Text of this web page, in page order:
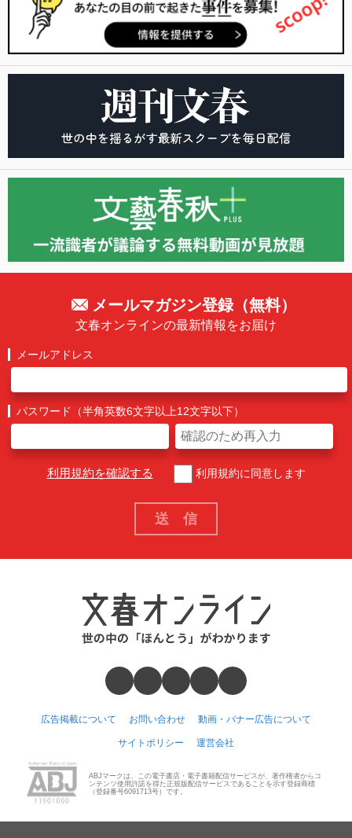
メールマガジン登録（無料）
文春オンラインの最新情報をお届け
メールアドレス
パスワード（半角英数6文字以上12文字以下）
利用規約を確認する 利用規約に同意します
広告掲載について お問い合わせ 動画・バナー広告について
サイトポリシー 運営会社
ABJマークは、この電子書店・電子書籍配信サービスが、著作権者からコ
ンテンツ使用許諾を得た正規版配信サービスであることを示す登録商標
（登録番号6091713号）です。